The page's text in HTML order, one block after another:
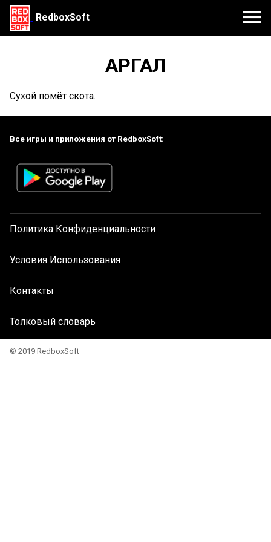
RedboxSoft
АРГАЛ
Сухой помёт скота.
Все игры и приложения от RedboxSoft:
Политика Конфиденциальности
Условия Использования
Контакты
Толковый словарь
© 2019 RedboxSoft